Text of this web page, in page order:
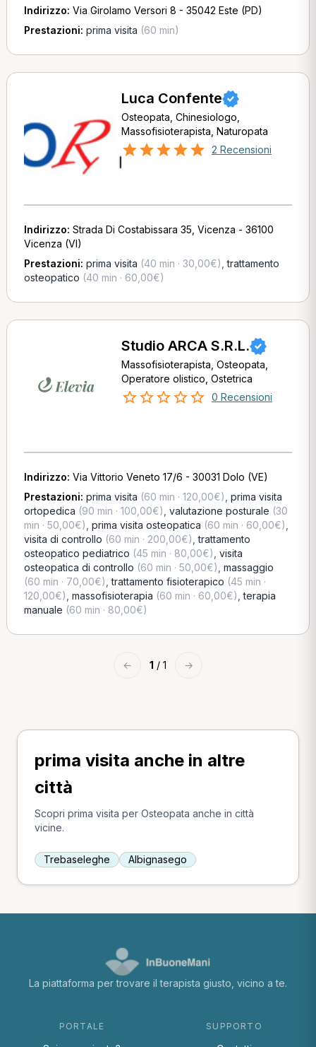
Indirizzo: Via Girolamo Versori 8 - 35042 Este (PD)
Prestazioni: prima visita (60 min)
Luca Confente
Osteopata, Chinesiologo,
Massofisioterapista, Naturopata
2 Recensioni
Indirizzo: Strada Di Costabissara 35, Vicenza - 36100
Vicenza (VI)
Prestazioni: prima visita (40 min · 30,00€) ,trattamento
osteopatico (40 min · 60,00€)
Studio ARCA S.R.L.
Massofisioterapista, Osteopata,
Operatore olistico, Ostetrica
0 Recensioni
Indirizzo: Via Vittorio Veneto 17/6 - 30031 Dolo (VE)
Prestazioni: prima visita (60 min · 120,00€) prima visita
ortopedica (90 min · 100,00€) valutazione posturale (30
min · 50,00€) prima visita osteopatica (60 min · 60,00€)
visita di controllo (60 min · 200,00€) ,trattamento
osteopatico pediatrico (45 min · 80,00€) visita
osteopatica di controllo (60 min · 50,00€) massaggio
(60 min · 70,00€) ,trattamento fisioterapico (45 min ·
120,00€) massofisioterapia (60 min · 60,00€) ,terapia
manuale (60 min · 80,00€)
← 1 / 1 →
prima visita anche in altre
città
Scopri prima visita per Osteopata anche in città
vicine.
Trebaseleghe Albignasego
La piattaforma per trovare il terapista giusto, vicino a te.
PORTALE SUPPORTO